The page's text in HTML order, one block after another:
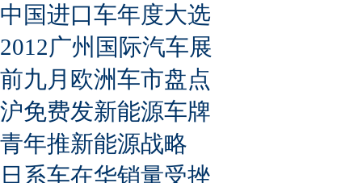
中国进口车年度大选
2012广州国际汽车展
前九月欧洲车市盘点
沪免费发新能源车牌
青年推新能源战略
日系车在华销量受挫